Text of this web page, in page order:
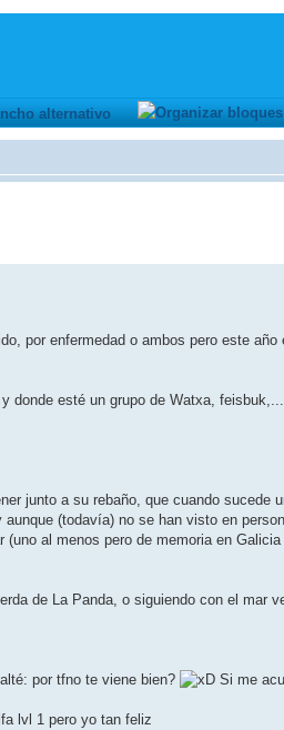
por enfermedad o ambos pero este
donde esté un grupo de Watxa,
junto a su rebaño, que cuando sucede
(todavía) no se han visto en
al menos pero de memoria en
de La Panda, o siguiendo con el mar
por tfno te viene bien?
Si me
lvl 1 pero yo tan feliz